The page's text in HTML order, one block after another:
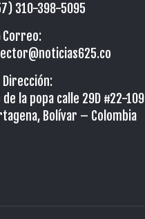
310-398-5095
Correo:
Dirección:
de la popa calle 29D #22-109
Bolívar – Colombia